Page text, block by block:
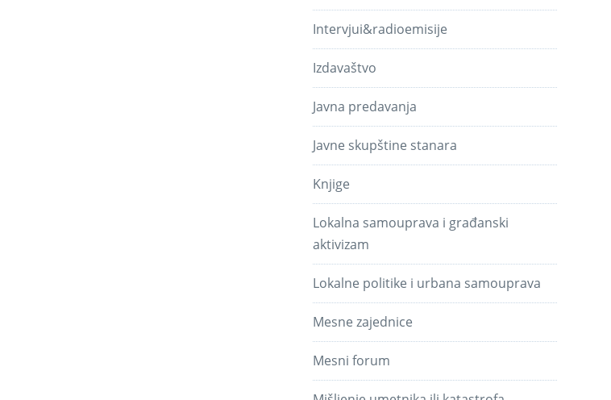
Intervjui&radioemisije
Izdavaštvo
Javna predavanja
Javne skupštine stanara
Knjige
Lokalna samouprava i građanski
aktivizam
Lokalne politike i urbana samouprava
Mesne zajednice
Mesni forum